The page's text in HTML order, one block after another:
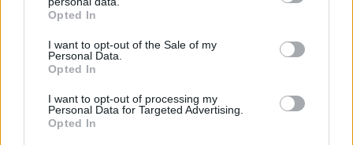
grant or deny consent to Google and its third-party tags to
use your data for below specified purposes in below Google
consent section.
Opted In
I want to opt-out of the Sale of my
Personal Data.
Opted In
I want to opt-out of processing my
Personal Data for Targeted Advertising.
Opted In